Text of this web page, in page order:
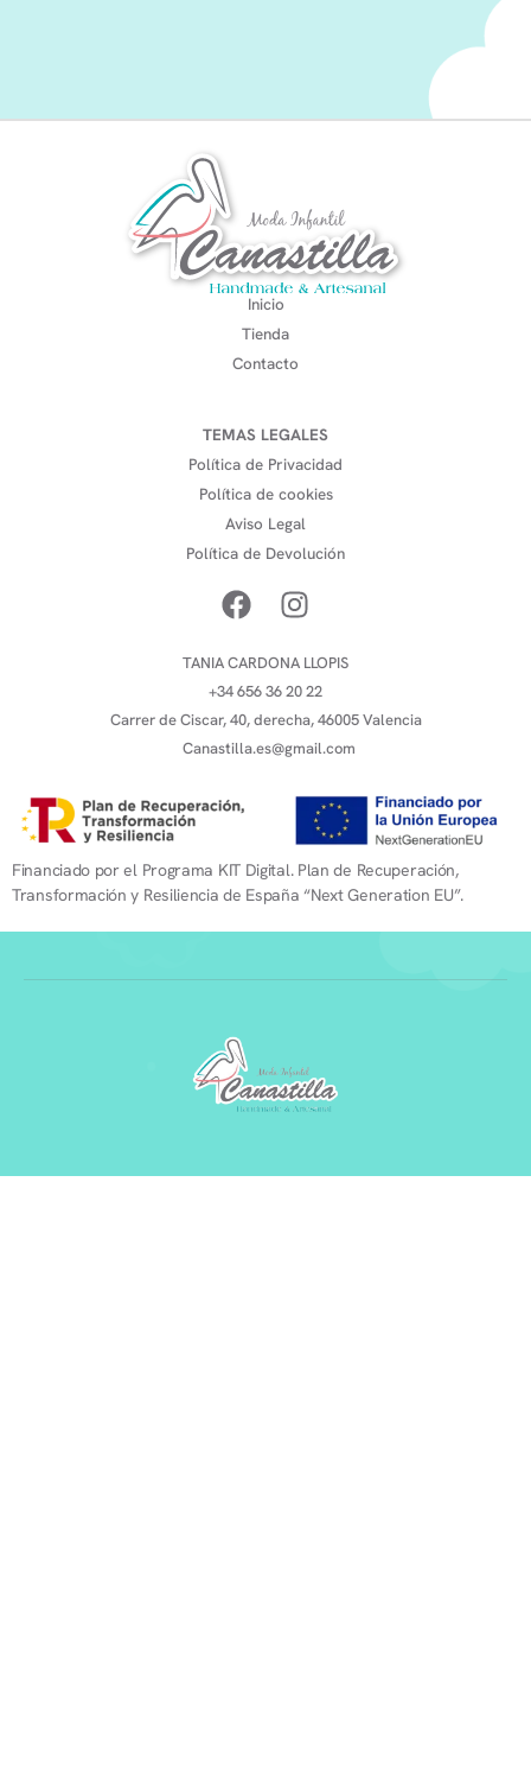
Inicio
Tienda
Contacto
TEMAS LEGALES
Política de Privacidad
Política de cookies
Aviso Legal
Política de Devolución
TANIA CARDONA LLOPIS
+34 656 36 20 22
Carrer de Ciscar, 40, derecha, 46005 Valencia
Canastilla.es@gmail.com
Financiado por el Programa KIT Digital. Plan de Recuperación,
Transformación y Resiliencia de España “Next Generation EU”.